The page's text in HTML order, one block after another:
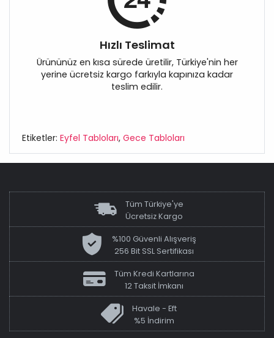
Hızlı Teslimat
Ürününüz en kısa sürede üretilir, Türkiye'nin her
yerine ücretsiz kargo farkıyla kapınıza kadar
teslim edilir.
Etiketler: Eyfel Tabloları, Gece Tabloları
Tüm Türkiye'ye
Ücretsiz Kargo
%100 Güvenli Alışveriş
256 Bit SSL Sertifikası
Tüm Kredi Kartlarına
12 Taksit İmkanı
Havale - Eft
%5 İndirim